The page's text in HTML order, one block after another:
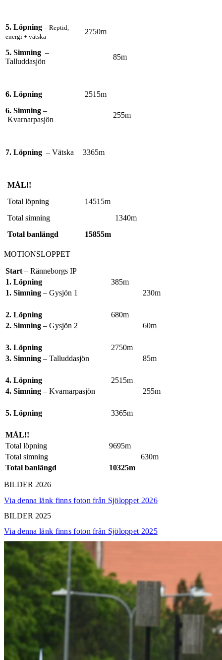
5. Löpning – Reptid,
energi + vätska
2750m
5. Simning –
Talluddasjön
85m
6. Löpning
2515m
6. Simning –
Kvarnarpasjön
255m
7. Löpning – Vätska 3365m
MÅL!!
Total löpning
14515m
Total simning
1340m
Total banlängd
15855m
MOTIONSLOPPET
Start – Ränneborgs IP
1. Löpning
385m
1. Simning – Gysjön 1 230m
2. Löpning
680m
2. Simning – Gysjön 2 60m
3. Löpning
2750m
3. Simning – Talluddasjön 85m
4. Löpning
2515m
4. Simning – Kvarnarpasjön 255m
5. Löpning 3365m
MÅL!!
Total löpning
9695m
Total simning
630m
Total banlängd
10325m
BILDER 2026
Via denna länk finns foton från Sjöloppet 2026
BILDER 2025
Via denna länk finns foton från Sjöloppet 2025